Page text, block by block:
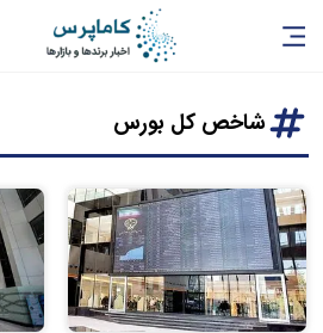
شاخص کل بورس